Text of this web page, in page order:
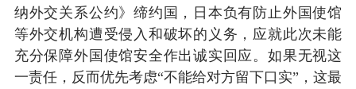
纳外交关系公约》缔约国，日本负有防止外国使馆
等外交机构遭受侵入和破坏的义务，应就此次未能
充分保障外国使馆安全作出诚实回应。如果无视这
一责任，反而优先考虑“不能给对方留下口实”，这最